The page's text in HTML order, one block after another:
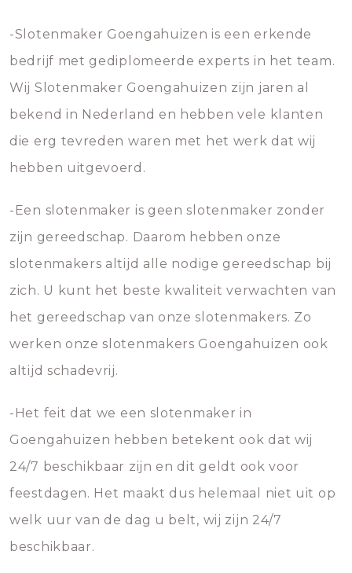
-Slotenmaker Goengahuizen is een erkende
bedrijf met gediplomeerde experts in het team.
Wij Slotenmaker Goengahuizen zijn jaren al
bekend in Nederland en hebben vele klanten
die erg tevreden waren met het werk dat wij
hebben uitgevoerd.
-Een slotenmaker is geen slotenmaker zonder
zijn gereedschap. Daarom hebben onze
slotenmakers altijd alle nodige gereedschap bij
zich. U kunt het beste kwaliteit verwachten van
het gereedschap van onze slotenmakers. Zo
werken onze slotenmakers Goengahuizen ook
altijd schadevrij.
-Het feit dat we een slotenmaker in
Goengahuizen hebben betekent ook dat wij
24/7 beschikbaar zijn en dit geldt ook voor
feestdagen. Het maakt dus helemaal niet uit op
welk uur van de dag u belt, wij zijn 24/7
beschikbaar.